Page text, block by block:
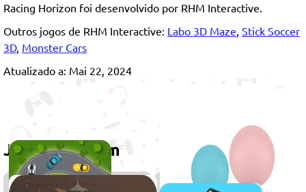
Racing Horizon foi desenvolvido por RHM Interactive.
Outros jogos de RHM Interactive: Labo 3D Maze, Stick Soccer
3D, Monster Cars
Atualizado a: Mai 22, 2024
Jogue também